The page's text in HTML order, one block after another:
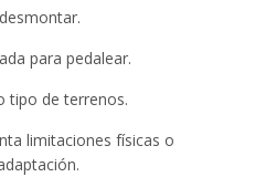
para pedalear.
tipo de terrenos.
limitaciones físicas o